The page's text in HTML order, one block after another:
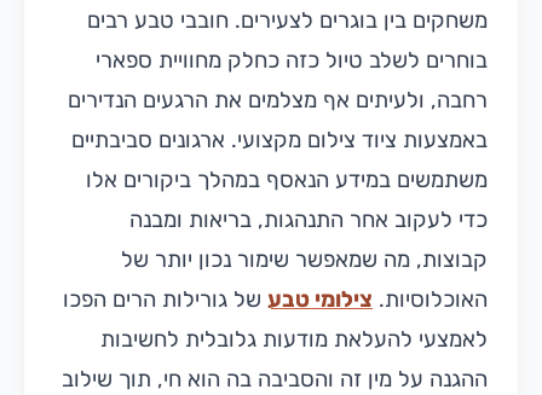
משחקים בין בוגרים לצעירים. חובבי טבע רבים
בוחרים לשלב טיול כזה כחלק מחוויית ספארי
רחבה, ולעיתים אף מצלמים את הרגעים הנדירים
באמצעות ציוד צילום מקצועי. ארגונים סביבתיים
משתמשים במידע הנאסף במהלך ביקורים אלו
כדי לעקוב אחר התנהגות, בריאות ומבנה
קבוצות, מה שמאפשר שימור נכון יותר של
האוכלוסיות. צילומי טבע של גורילות הרים הפכו
לאמצעי להעלאת מודעות גלובלית לחשיבות
ההגנה על מין זה והסביבה בה הוא חי, תוך שילוב